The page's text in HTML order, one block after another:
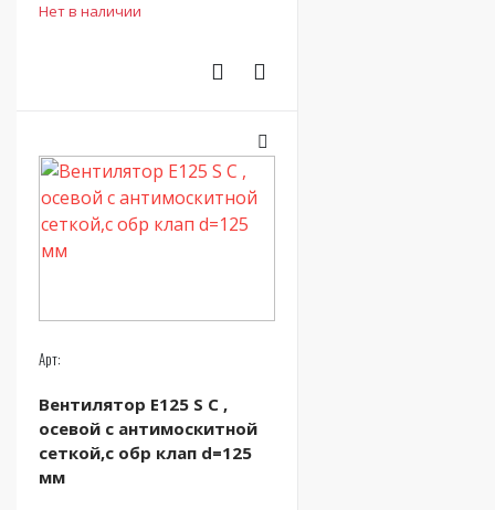
Нет в наличии
Арт:
Вентилятор Е125 S С ,
осевой с антимоскитной
сеткой,с обр клап d=125
мм